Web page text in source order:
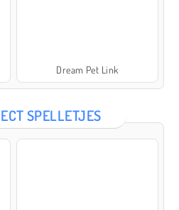
Dream Pet Link
SPELLETJES